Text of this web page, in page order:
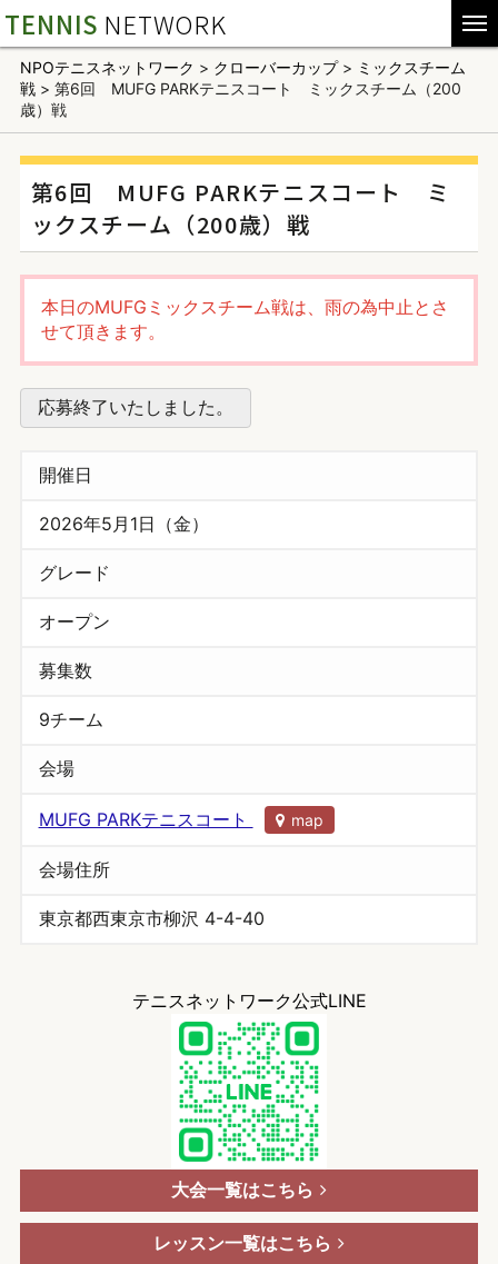
TENNIS NETWORK
NPOテニスネットワーク > クローバーカップ> ミックスチーム
戦> 第6回 MUFG PARKテニスコート ミックスチーム（200
歳）戦
第6回 MUFG PARKテニスコート ミ
ックスチーム（200歳）戦
本日のMUFGミックスチーム戦は、雨の為中止とさ
せて頂きます。
応募終了いたしました。
開催日
2026年5月1日（金）
グレード
オープン
募集数
9チーム
会場
MUFG PARKテニスコート map
会場住所
東京都西東京市柳沢 4-4-40
テニスネットワーク公式LINE
大会一覧はこちら
レッスン一覧はこちら